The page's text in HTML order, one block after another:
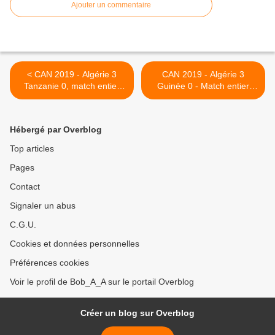
Ajouter un commentaire
< CAN 2019 - Algérie 3
Tanzanie 0, match entier
الجزائر 3 طنزانيا 0 ، مقابلة
CAN 2019 - Algérie 3
Guinée 0 - Match entier
الجزائر 3 غينيا 0، المقابلة
Hébergé par Overblog
Top articles
Pages
Contact
Signaler un abus
C.G.U.
Cookies et données personnelles
Préférences cookies
Voir le profil de Bob_A_A sur le portail Overblog
Créer un blog sur Overblog